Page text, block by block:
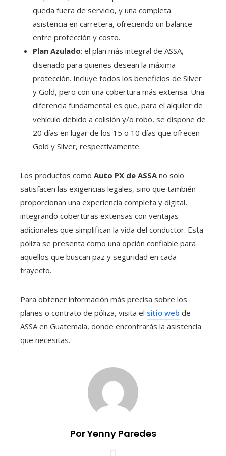
queda fuera de servicio, y una completa
asistencia en carretera, ofreciendo un balance
entre protección y costo.
Plan Azulado: el plan más integral de ASSA,
diseñado para quienes desean la máxima
protección. Incluye todos los beneficios de Silver
y Gold, pero con una cobertura más extensa. Una
diferencia fundamental es que, para el alquiler de
vehículo debido a colisión y/o robo, se dispone de
20 días en lugar de los 15 o 10 días que ofrecen
Gold y Silver, respectivamente.
Los productos como Auto PX de ASSA no solo
satisfacen las exigencias legales, sino que también
proporcionan una experiencia completa y digital,
integrando coberturas extensas con ventajas
adicionales que simplifican la vida del conductor. Esta
póliza se presenta como una opción confiable para
aquellos que buscan paz y seguridad en cada
trayecto.
Para obtener información más precisa sobre los
planes o contrato de póliza, visita el sitio web de
ASSA en Guatemala, donde encontrarás la asistencia
que necesitas.
Por Yenny Paredes